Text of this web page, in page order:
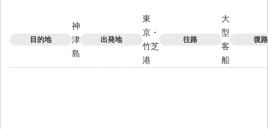
目的地
神
津
島
出発地
東
京・
竹芝
港
往路
大
型
客
船
復路